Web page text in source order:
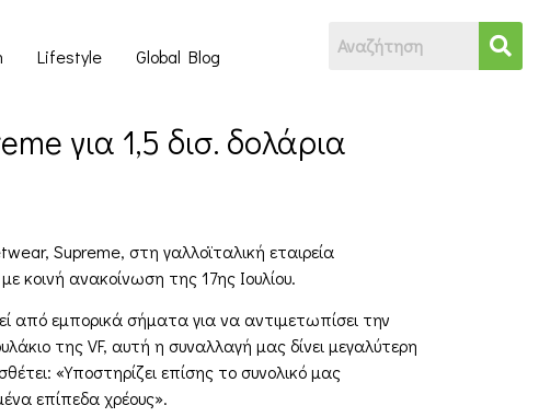
Lifestyle Global Blog
για 1,5 δισ. δολάρια
Supreme, στη γαλλοϊταλική εταιρεία
κοινή ανακοίνωση της 17ης Ιουλίου.
από εμπορικά σήματα για να αντιμετωπίσει την
της VF, αυτή η συναλλαγή μας δίνει μεγαλύτερη
«Υποστηρίζει επίσης το συνολικό μας
επίπεδα χρέους».